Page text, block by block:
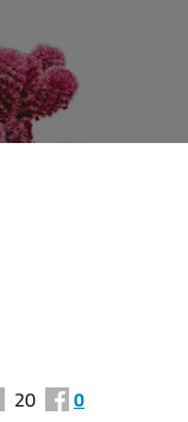
20 0